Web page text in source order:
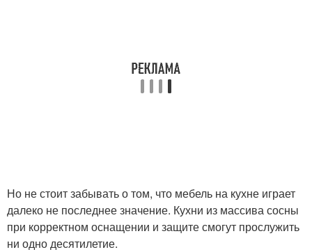
Но не стоит забывать о том, что мебель на кухне играет
далеко не последнее значение. Кухни из массива сосны
при корректном оснащении и защите смогут прослужить
ни одно десятилетие.